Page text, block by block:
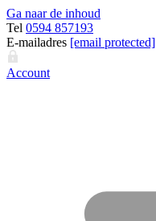
Ga naar de inhoud
Tel 0594 857193
E-mailadres [email protected]
Account